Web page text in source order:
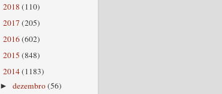
2018 (110)
2017 (205)
2016(602)
2015 (848)
2014(1183)
►dezembro(56)